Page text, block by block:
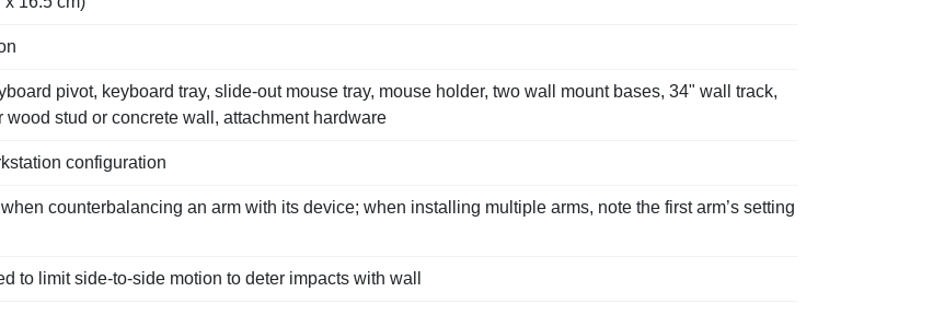
pivot, keyboard tray, slide-out mouse tray, mouse holder, two wall mount bases, 34" wall track,
stud or concrete wall, attachment hardware
configuration
counterbalancing an arm with its device; when installing multiple arms, note the first arm’s setting
to limit side-to-side motion to deter impacts with wall